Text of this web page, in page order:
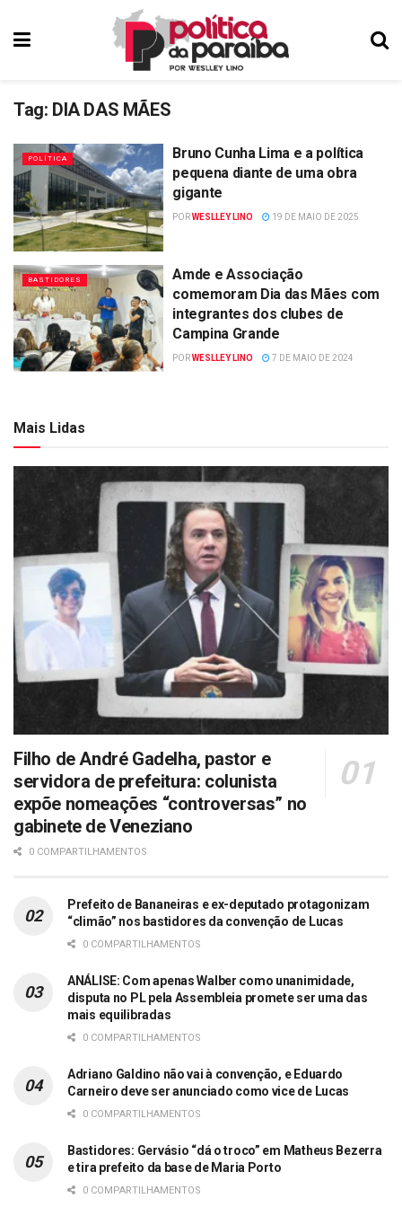
Tag: DIA DAS MÃES
POLÍTICA
Bruno Cunha Lima e a política
pequena diante de uma obra
gigante
PORWESLLEY LINO 19 DE MAIO DE 2025
BASTIDORES
Amde e Associação
comemoram Dia das Mães com
integrantes dos clubes de
Campina Grande
PORWESLLEY LINO 7 DE MAIO DE 2024
Mais Lidas
Filho de André Gadelha, pastor e
servidora de prefeitura: colunista
expõe nomeações “controversas” no
gabinete de Veneziano
0 COMPARTILHAMENTOS
Prefeito de Bananeiras e ex-deputado protagonizam
“climão” nos bastidores da convenção de Lucas
0 COMPARTILHAMENTOS
ANÁLISE: Com apenas Walber como unanimidade,
disputa no PL pela Assembleia promete ser uma das
mais equilibradas
0 COMPARTILHAMENTOS
Adriano Galdino não vai à convenção, e Eduardo
Carneiro deve ser anunciado como vice de Lucas
0 COMPARTILHAMENTOS
Bastidores: Gervásio “dá o troco” em Matheus Bezerra
e tira prefeito da base de Maria Porto
0 COMPARTILHAMENTOS